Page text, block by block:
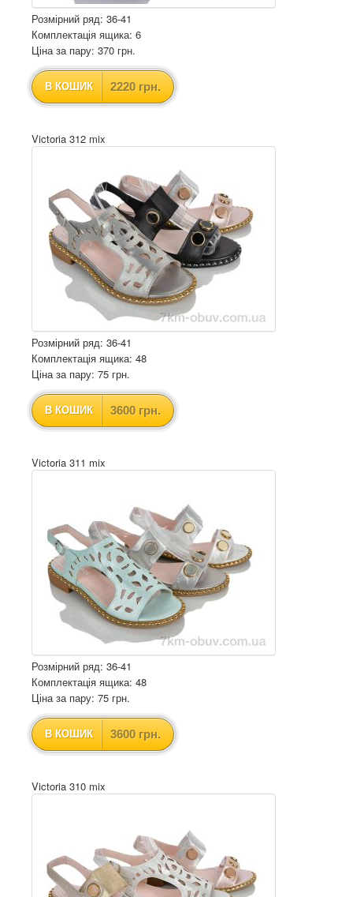
Розмірний ряд: 36-41
Комплектація ящика: 6
Ціна за пару: 370 грн.
В КОШИК 2220 грн.
Victoria 312 mix
Розмірний ряд: 36-41
Комплектація ящика: 48
Ціна за пару: 75 грн.
В КОШИК 3600 грн.
Victoria 311 mix
Розмірний ряд: 36-41
Комплектація ящика: 48
Ціна за пару: 75 грн.
В КОШИК 3600 грн.
Victoria 310 mix